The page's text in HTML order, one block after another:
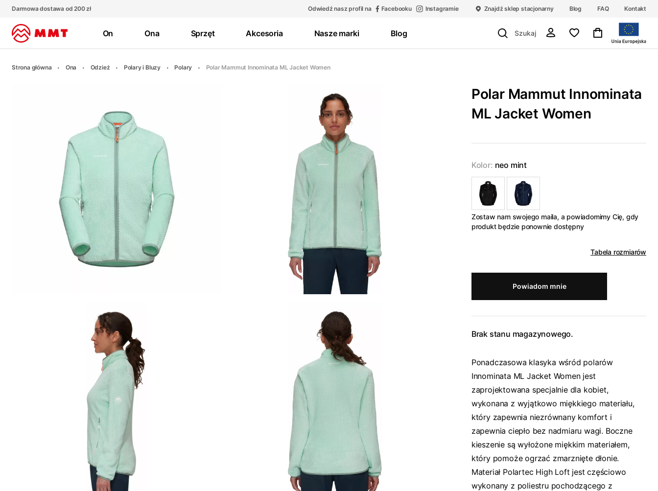
Darmowa dostawa od 200 zł Odwiedź nasz profil na Facebooku Instagramie Znajdź sklep stacjonarny Blog FAQ Kontakt
On Ona Sprzęt Akcesoria Nasze marki Blog
Strona główna Ona Odzież Polary i Bluzy Polary Polar Mammut Innominata ML Jacket Women
Polar Mammut Innominata
ML Jacket Women
Kolor: neo mint
Zostaw nam swojego maila, a powiadomimy Cię, gdy
produkt będzie ponownie dostępny
Tabela rozmiarów
Powiadom mnie
Brak stanu magazynowego.
Ponadczasowa klasyka wśród polarów
Innominata ML Jacket Women jest
zaprojektowana specjalnie dla kobiet,
wykonana z wyjątkowo miękkiego materiału,
który zapewnia niezrównany komfort i
zapewnia ciepło bez nadmiaru wagi. Boczne
kieszenie są wyłożone miękkim materiałem,
który pomoże ogrzać zmarznięte dłonie.
Materiał Polartec High Loft jest częściowo
wykonany z poliestru pochodzącego z